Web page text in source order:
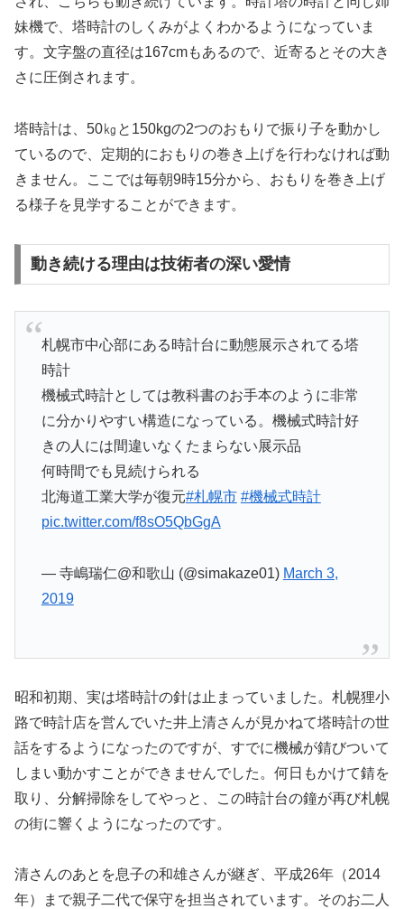
妹機で、塔時計のしくみがよくわかるようになっていま
す。文字盤の直径は167cmもあるので、近寄るとその大き
さに圧倒されます。
塔時計は、50㎏と150kgの2つのおもりで振り子を動かし
ているので、定期的におもりの巻き上げを行わなければ動
きません。ここでは毎朝9時15分から、おもりを巻き上げ
る様子を見学することができます。
動き続ける理由は技術者の深い愛情
札幌市中心部にある時計台に動態展示されてる塔
時計
機械式時計としては教科書のお手本のように非常
に分かりやすい構造になっている。機械式時計好
きの人には間違いなくたまらない展示品
何時間でも見続けられる
北海道工業大学が復元#札幌市 #機械式時計
pic.twitter.com/f8sO5QbGgA
— 寺嶋瑞仁@和歌山 (@simakaze01) March 3,
2019
昭和初期、実は塔時計の針は止まっていました。札幌狸小
路で時計店を営んでいた井上清さんが見かねて塔時計の世
話をするようになったのですが、すでに機械が錆びついて
しまい動かすことができませんでした。何日もかけて錆を
取り、分解掃除をしてやっと、この時計台の鐘が再び札幌
の街に響くようになったのです。
清さんのあとを息子の和雄さんが継ぎ、平成26年（2014
年）まで親子二代で保守を担当されています。そのお二人